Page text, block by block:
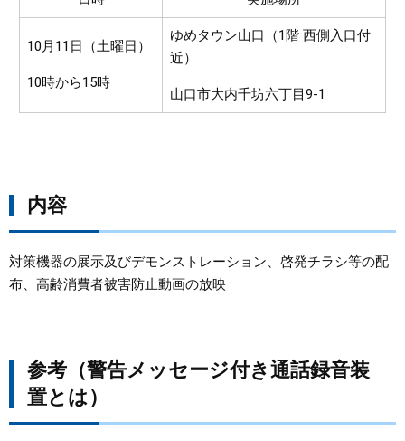
10月11日（土曜日）
10時から15時
ゆめタウン山口（1階 西側入口付
近）
山口市大内千坊六丁目9-1
内容
対策機器の展示及びデモンストレーション、啓発チラシ等の配
布、高齢消費者被害防止動画の放映
参考（警告メッセージ付き通話録音装
置とは）